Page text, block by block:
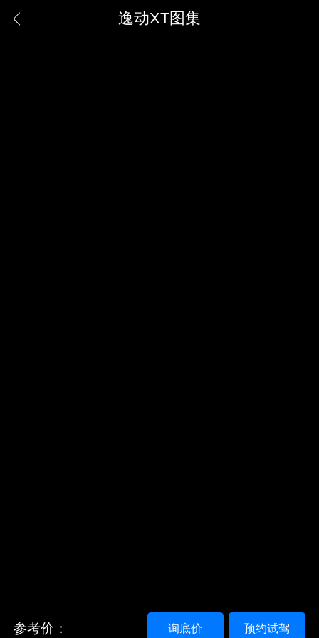
逸动XT图集
参考价： 预约试驾
询底价